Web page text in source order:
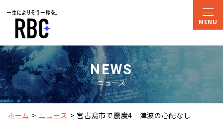
NEWS
ニュース
ホーム ニュース 宮古島市で震度4　津波の心配なし